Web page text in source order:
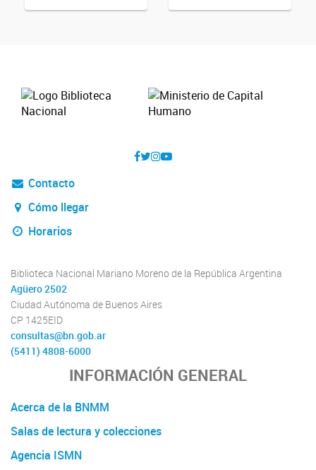
Contacto
Cómo llegar
Horarios
Biblioteca Nacional Mariano Moreno de la República Argentina
Agüero 2502
Ciudad Autónoma de Buenos Aires
CP 1425EID
consultas@bn.gob.ar
(5411) 4808-6000
INFORMACIÓN GENERAL
Acerca de la BNMM
Salas de lectura y colecciones
Agencia ISMN